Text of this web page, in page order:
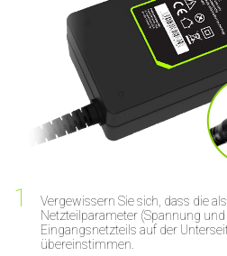
Vergewissern Sie sich, dass die
Netzteilparameter (Spannung
Eingangsnetzteils auf der
übereinstimmen.